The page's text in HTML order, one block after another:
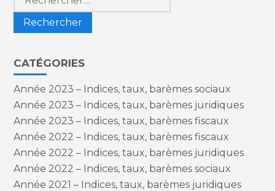
CATÉGORIES
Année 2023 – Indices, taux, barèmes sociaux
Année 2023 – Indices, taux, barèmes juridiques
Année 2023 – Indices, taux, barèmes fiscaux
Année 2022 – Indices, taux, barèmes fiscaux
Année 2022 – Indices, taux, barèmes juridiques
Année 2022 – Indices, taux, barèmes sociaux
Année 2021 – Indices, taux, barèmes juridiques